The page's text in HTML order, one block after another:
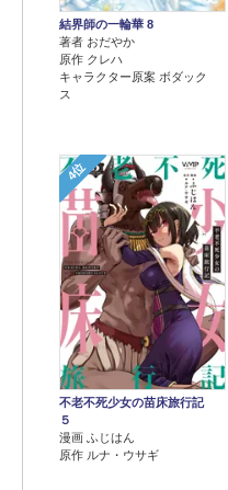
結界師の一輪華 8
著者 おだやか
原作 クレハ
キャラクター原案 ボダック
ス
4位
不老不死少女の苗床旅行記
５
漫画 ふじはん
原作 ルナ・ウサギ